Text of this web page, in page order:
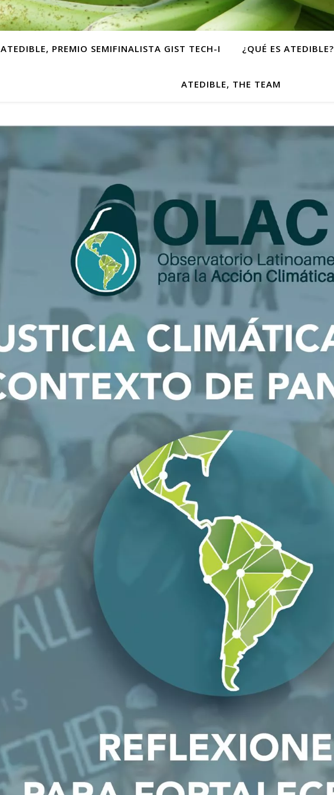
ATEDIBLE, PREMIO SEMIFINALISTA GIST TECH-I ¿QUÉ ES ATEDIBLE?
ATEDIBLE, THE TEAM